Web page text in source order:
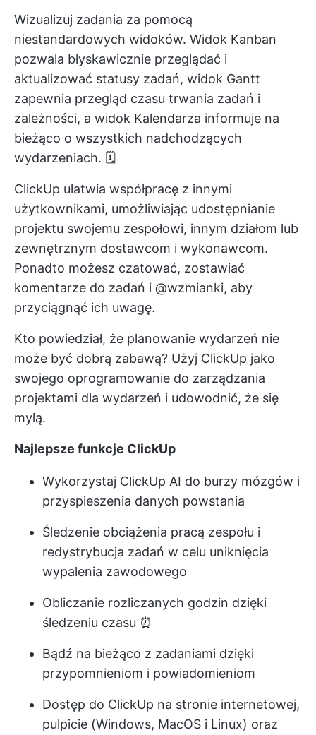
Wizualizuj zadania za pomocą
niestandardowych widoków. Widok Kanban
pozwala błyskawicznie przeglądać i
aktualizować statusy zadań, widok Gantt
zapewnia przegląd czasu trwania zadań i
zależności, a widok Kalendarza informuje na
bieżąco o wszystkich nadchodzących
wydarzeniach. 🗓️
ClickUp ułatwia współpracę z innymi
użytkownikami, umożliwiając udostępnianie
projektu swojemu zespołowi, innym działom lub
zewnętrznym dostawcom i wykonawcom.
Ponadto możesz czatować, zostawiać
komentarze do zadań i @wzmianki, aby
przyciągnąć ich uwagę.
Kto powiedział, że planowanie wydarzeń nie
może być dobrą zabawą? Użyj ClickUp jako
swojego oprogramowanie do zarządzania
projektami dla wydarzeń i udowodnić, że się
mylą.
Najlepsze funkcje ClickUp
Wykorzystaj ClickUp AI do burzy mózgów i
przyspieszenia danych powstania
Śledzenie obciążenia pracą zespołu i
redystrybucja zadań w celu uniknięcia
wypalenia zawodowego
Obliczanie rozliczanych godzin dzięki
śledzeniu czasu ⏰
Bądź na bieżąco z zadaniami dzięki
przypomnieniom i powiadomieniom
Dostęp do ClickUp na stronie internetowej,
pulpicie (Windows, MacOS i Linux) oraz